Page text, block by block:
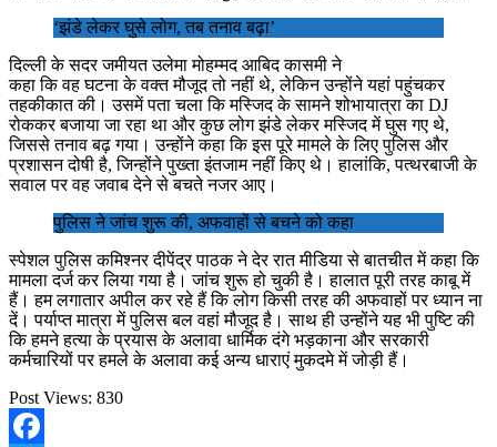
‘झंडे लेकर घुसे लोग, तब तनाव बढ़ा’
दिल्ली के सदर जमीयत उलेमा मोहम्मद आबिद कासमी ने
कहा कि वह घटना के वक्त मौजूद तो नहीं थे, लेकिन उन्होंने यहां पहुंचकर
तहकीकात की। उसमें पता चला कि मस्जिद के सामने शोभायात्रा का DJ
रोककर बजाया जा रहा था और कुछ लोग झंडे लेकर मस्जिद में घुस गए थे,
जिससे तनाव बढ़ गया। उन्होंने कहा कि इस पूरे मामले के लिए पुलिस और
प्रशासन दोषी है, जिन्होंने पुख्ता इंतजाम नहीं किए थे। हालांकि, पत्थरबाजी के
सवाल पर वह जवाब देने से बचते नजर आए।
पुलिस ने जांच शुरू की, अफवाहों से बचने को कहा
स्पेशल पुलिस कमिश्नर दीपेंद्र पाठक ने देर रात मीडिया से बातचीत में कहा कि
मामला दर्ज कर लिया गया है। जांच शुरू हो चुकी है। हालात पूरी तरह काबू में
हैं। हम लगातार अपील कर रहे हैं कि लोग किसी तरह की अफवाहों पर ध्यान ना
दें। पर्याप्त मात्रा में पुलिस बल वहां मौजूद है। साथ ही उन्होंने यह भी पुष्टि की
कि हमने हत्या के प्रयास के अलावा धार्मिक दंगे भड़काना और सरकारी
कर्मचारियों पर हमले के अलावा कई अन्य धाराएं मुकदमे में जोड़ी हैं।
Post Views: 830